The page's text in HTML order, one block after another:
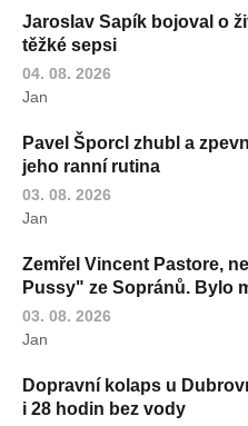
Jaroslav Sapík bojoval o
těžké sepsi
04. 08. 2026
Jan
Pavel Šporcl zhubl a
jeho ranní rutina
03. 08. 2026
Jan
Zemřel Vincent Pastore,
Pussy" ze Sopránů. Bylo
03. 08. 2026
Jan
Dopravní kolaps u
i 28 hodin bez vody